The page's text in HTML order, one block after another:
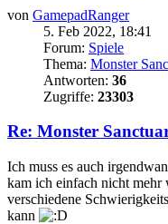
von GamepadRanger
5. Feb 2022, 18:41
Forum: Spiele
Thema: Monster
Antworten: 36
Zugriffe: 23303
Re: Monster
Ich muss es auch
kam ich einfach nicht mehr
verschiedene
kann